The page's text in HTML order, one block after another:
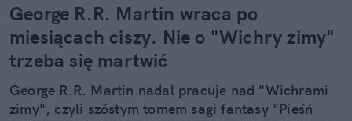
George R.R. Martin wraca po
miesiącach ciszy. Nie o "Wichry zimy"
trzeba się martwić
George R.R. Martin nadal pracuje nad "Wichrami
zimy", czyli szóstym tomem sagi fantasy "Pieśń